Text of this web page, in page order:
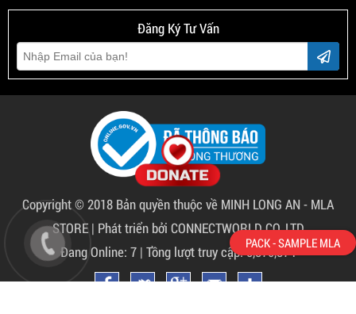
Đăng Ký Tư Vấn
Copyright © 2018 Bản quyền thuộc về MINH LONG AN - MLA
STORE | Phát triển bởi CONNECTWORLD CO.,LTD
Đang Online: 7 | Tồng lượt truy cập: 5,870,874
PACK - SAMPLE MLA